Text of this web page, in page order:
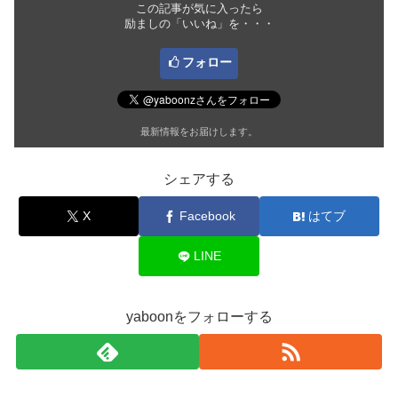
この記事が気に入ったら
励ましの「いいね」を・・・
フォロー
最新情報をお届けします。
シェアする
X Facebook はてブ
LINE
yaboonをフォローする